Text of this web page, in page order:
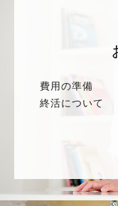
費用の準備
終活について